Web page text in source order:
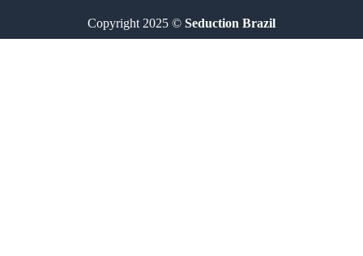
Copyright 2025 © Seduction Brazil